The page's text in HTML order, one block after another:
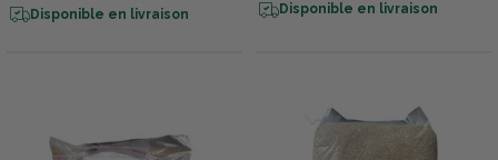
Disponible en livraison Disponible en livraison